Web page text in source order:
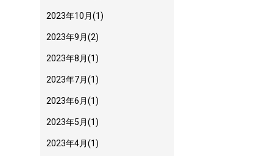
2023年10月(1)
2023年9月(2)
2023年8月(1)
2023年7月(1)
2023年6月(1)
2023年5月(1)
2023年4月(1)